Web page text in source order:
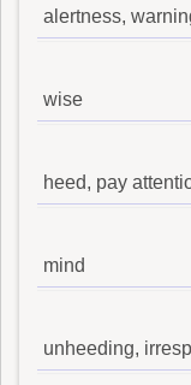
alertness,
wise
heed, pay
mind
unheeding,